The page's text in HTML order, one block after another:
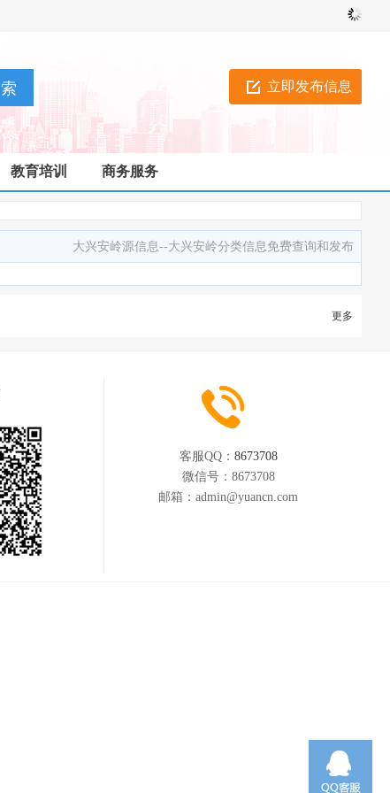
立即发布信息
教育培训 商务服务
大兴安岭源信息--大兴安岭分类信息免费查询和发布
更多
客服QQ： 8673708
微信号： 8673708
邮箱： admin@yuancn.com